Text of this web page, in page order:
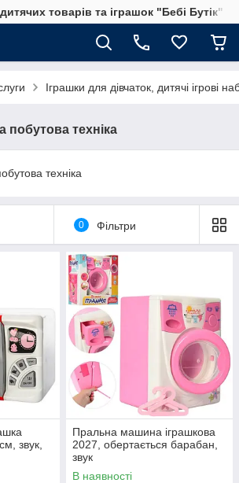
товарів та іграшок "Бебі Бутік"
Іграшки для дівчаток, дитячі ігрові
побутова техніка
техніка
0 Фільтри
звук,
Пральна машина іграшкова
2027, обертається барабан,
звук
В наявності